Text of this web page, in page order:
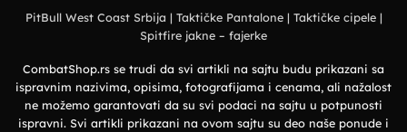
prirodu
i
–
vrhunska
udobnost
PitBull West Coast Srbija | Taktičke Pantalone| Taktičke cipele|
Spitfire jakne – fajerke
CombatShop.rs se trudi da svi artikli na sajtu budu prikazani sa
ispravnim nazivima, opisima, fotografijama i cenama, ali nažalost
ne možemo garantovati da su svi podaci na sajtu u potpunosti
ispravni. Svi artikli prikazani na ovom sajtu su deo naše ponude i